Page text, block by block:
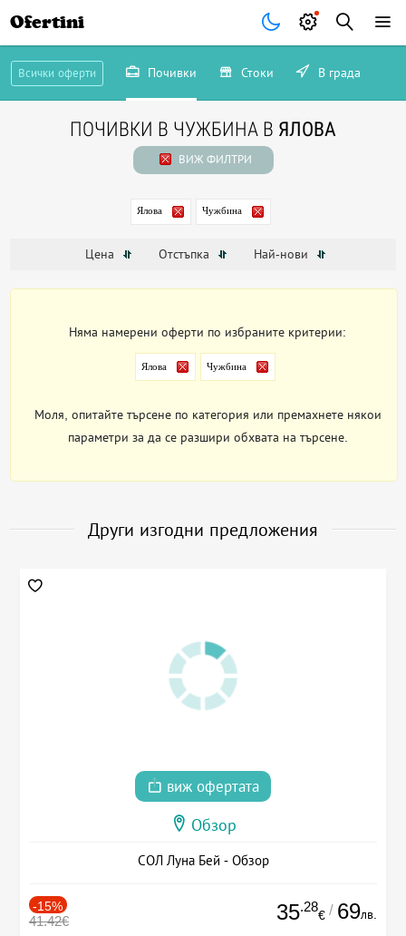
Ofertini
Всички оферти Почивки Стоки В града
ПОЧИВКИ В ЧУЖБИНА В ЯЛОВА
ВИЖ ФИЛТРИ
Ялова Чужбина
Цена Отстъпка Най-нови
Няма намерени оферти по избраните критерии:
Ялова Чужбина
Моля, опитайте търсене по категория или премахнете някои
параметри за да се разшири обхвата на търсене.
Други изгодни предложения
виж офертата
Обзор
СОЛ Луна Бей - Обзор
-15%
41.42€ 35.28
€ / 69лв.